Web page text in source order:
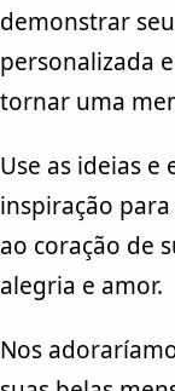
demonstrar
personalizada
tornar uma
Use as ideias
inspiração
ao coração de
alegria e amor.
Nos